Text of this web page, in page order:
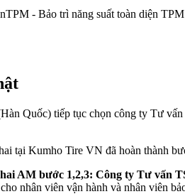
- Bảo trì năng suất toàn diện
Quốc) tiếp tục chọn công ty Tư
tại Kumho Tire VN đã hoàn thành
AM bước 1,2,3: Công ty Tư vấn
nhân viên vận hành và nhân viên